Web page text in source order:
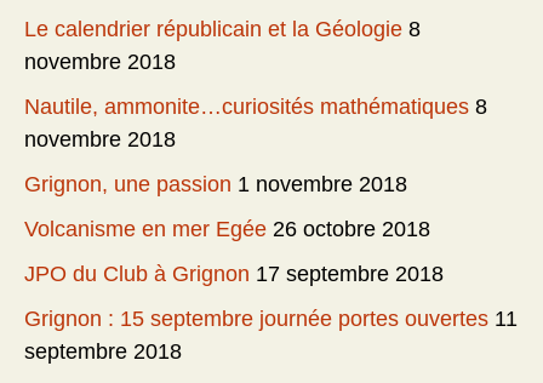
Le calendrier républicain et la Géologie 8
novembre 2018
Nautile, ammonite…curiosités mathématiques 8
novembre 2018
Grignon, une passion 1 novembre 2018
Volcanisme en mer Egée 26 octobre 2018
JPO du Club à Grignon 17 septembre 2018
Grignon : 15 septembre journée portes ouvertes 11
septembre 2018